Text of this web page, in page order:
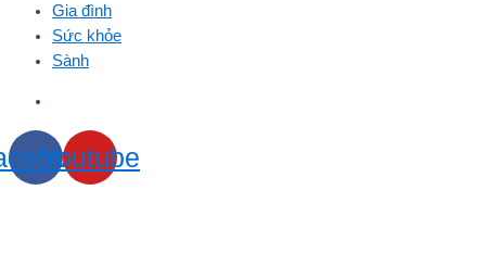
Gia đình
Sức khỏe
Sành
Youtube